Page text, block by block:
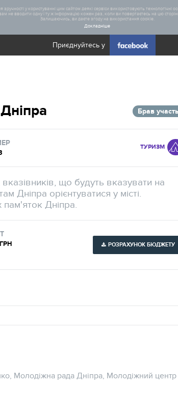
у користуванні цим сайтом деякі сервіси використовують технологічні
не вводити одну і ту ж інформацію кожен раз, коли ви повертаєтесь на цю
Залишаючись, ви даєте згоду на використання cookie.
Докладніше
Приєднуйтесь у
Брав
ТУРИЗМ
що будуть вказувати на
Дніпра орієнтуватися у місті.
пам'яток Дніпра.
РОЗРАХУНОК БЮДЖЕТУ
Молодіжна рада Дніпра, Молодіжний центр